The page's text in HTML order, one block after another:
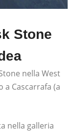
Stone
nella West
a Cascarrafa (a
nella galleria